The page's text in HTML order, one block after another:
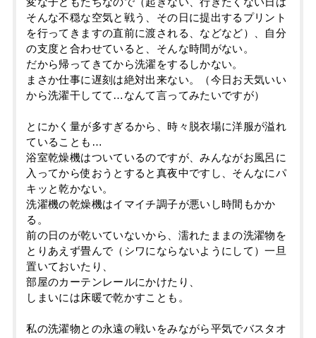
そんな不穏な空気と戦う、その日に提出するプリント
を行ってきますの直前に渡される、などなど）、自分
の支度と合わせていると、そんな時間がない。
だから帰ってきてから洗濯をするしかない。
まさか仕事に遅刻は絶対出来ない。（今日お天気いい
から洗濯干してて…なんて言ってみたいですが）
とにかく量が多すぎるから、時々脱衣場に洋服が溢れ
ていることも…
浴室乾燥機はついているのですが、みんながお風呂に
入ってから使おうとすると真夜中ですし、そんなにパ
キッと乾かない。
洗濯機の乾燥機はイマイチ調子が悪いし時間もかか
る。
前の日のが乾いていないから、濡れたままの洗濯物を
とりあえず畳んで（シワにならないようにして）一旦
置いておいたり、
部屋のカーテンレールにかけたり、
しまいには床暖で乾かすことも。
私の洗濯物との永遠の戦いをみながら平気でバスタオ